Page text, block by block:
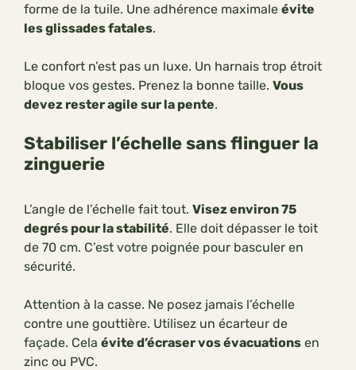
forme de la tuile. Une adhérence maximale évite
les glissades fatales.
Le confort n’est pas un luxe. Un harnais trop étroit
bloque vos gestes. Prenez la bonne taille. Vous
devez rester agile sur la pente.
Stabiliser l’échelle sans flinguer la
zinguerie
L’angle de l’échelle fait tout. Visez environ 75
degrés pour la stabilité. Elle doit dépasser le toit
de 70 cm. C’est votre poignée pour basculer en
sécurité.
Attention à la casse. Ne posez jamais l’échelle
contre une gouttière. Utilisez un écarteur de
façade. Cela évite d’écraser vos évacuations en
zinc ou PVC.